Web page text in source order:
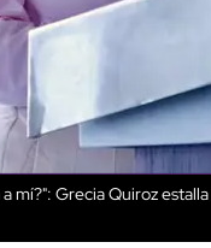
mí?": Grecia Quiroz